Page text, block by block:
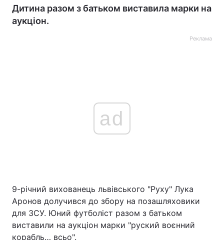
Дитина разом з батьком виставила марки на
аукціон.
Реклама
ad
9-річний вихованець львівського "Руху" Лука
Аронов долучився до збору на позашляховики
для ЗСУ. Юний футболіст разом з батьком
виставили на аукціон марки "руский воєнний
корабль… всьо".